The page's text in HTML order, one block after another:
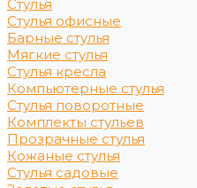
Стулья
Стулья офисные
Барные стулья
Мягкие стулья
Стулья кресла
Компьютерные стулья
Стулья поворотные
Комплекты стульев
Прозрачные стулья
Кожаные стулья
Стулья садовые